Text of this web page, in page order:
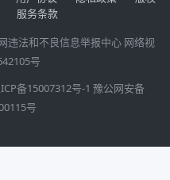
服务条款
违法和不良信息举报中心 网络视
号
备15007312号-1 豫公网安备
号